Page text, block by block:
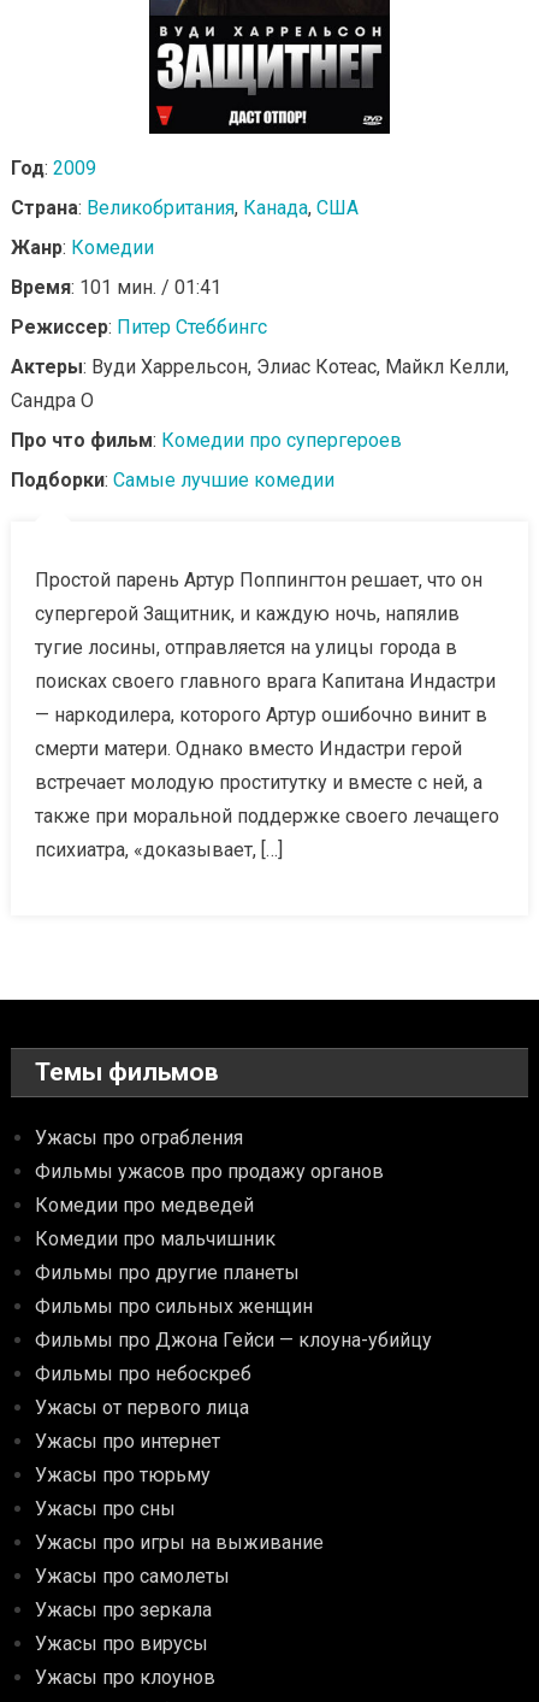
Год: 2009
Страна: Великобритания, Канада, США
Жанр: Комедии
Время: 101 мин. / 01:41
Режиссер: Питер Стеббингс
Актеры: Вуди Харрельсон, Элиас Котеас, Майкл Келли,
Сандра О
Про что фильм: Комедии про супергероев
Подборки: Самые лучшие комедии
Простой парень Артур Поппингтон решает, что он
супергерой Защитник, и каждую ночь, напялив
тугие лосины, отправляется на улицы города в
поисках своего главного врага Капитана Индастри
— наркодилера, которого Артур ошибочно винит в
смерти матери. Однако вместо Индастри герой
встречает молодую проститутку и вместе с ней, а
также при моральной поддержке своего лечащего
психиатра, «доказывает, […]
Темы фильмов
Ужасы про ограбления
Фильмы ужасов про продажу органов
Комедии про медведей
Комедии про мальчишник
Фильмы про другие планеты
Фильмы про сильных женщин
Фильмы про Джона Гейси — клоуна-убийцу
Фильмы про небоскреб
Ужасы от первого лица
Ужасы про интернет
Ужасы про тюрьму
Ужасы про сны
Ужасы про игры на выживание
Ужасы про самолеты
Ужасы про зеркала
Ужасы про вирусы
Ужасы про клоунов